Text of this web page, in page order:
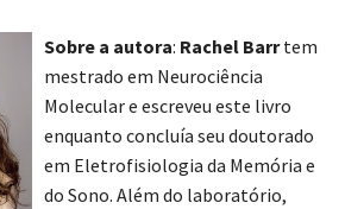
Sobre a autora: Rachel Barrtem
mestrado em Neurociência
Molecular e escreveu este livro
enquanto concluía seu doutorado
em Eletrofisiologia da Memória e
do Sono. Além do laboratório,